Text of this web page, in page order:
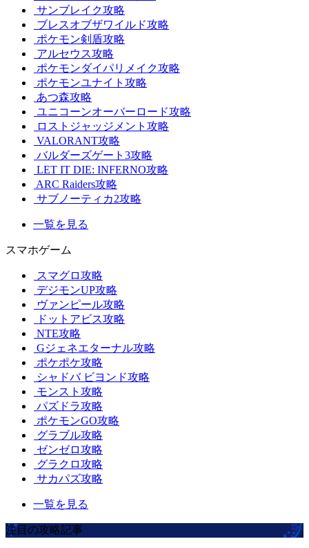
サンブレイク攻略
ブレスオブザワイルド攻略
ポケモン剣盾攻略
アルセウス攻略
ポケモンダイパリメイク攻略
ポケモンユナイト攻略
あつ森攻略
ユニコーンオーバーロード攻略
ロストジャッジメント攻略
VALORANT攻略
バルダーズゲート3攻略
LET IT DIE: INFERNO攻略
ARC Raiders攻略
サブノーティカ2攻略
一覧を見る
スマホゲーム
スマグロ攻略
デジモンUP攻略
ヴァンピール攻略
ドットアビス攻略
NTE攻略
Gジェネエターナル攻略
ポケポケ攻略
シャドバ ビヨンド攻略
モンスト攻略
パズドラ攻略
ポケモンGO攻略
グラブル攻略
ゼンゼロ攻略
グラクロ攻略
サカパズ攻略
一覧を見る
注目の攻略記事